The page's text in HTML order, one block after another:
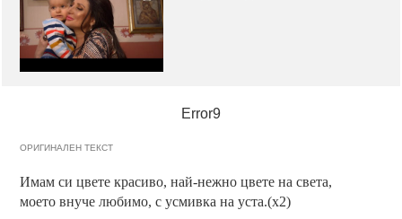
Error9
ОРИГИНАЛЕН ТЕКСТ
Имам си цвете красиво, най-нежно цвете на света,
моето внуче любимо, с усмивка на уста.(x2)